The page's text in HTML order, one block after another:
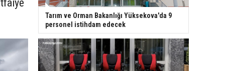
Tarım ve Orman Bakanlığı Yüksekova'da 9
personel istihdam edecek